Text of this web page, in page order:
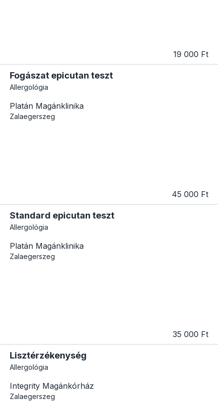
19 000 Ft
Fogászat epicutan teszt
Allergológia
Platán Magánklinika
Zalaegerszeg
45 000 Ft
Standard epicutan teszt
Allergológia
Platán Magánklinika
Zalaegerszeg
35 000 Ft
Lisztérzékenység
Allergológia
Integrity Magánkórház
Zalaegerszeg